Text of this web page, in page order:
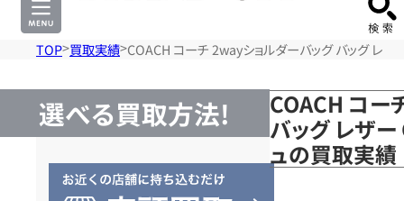
TOP 買取実績 COACH コーチ 2wayショルダーバッグ バッグ レ
選べる買取方法!
COACH コー
バッグ レザ
ュの買取実績